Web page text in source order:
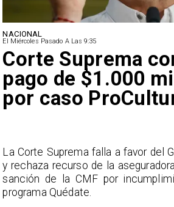
NACIONAL
El Miércoles Pasado A Las 9:35
Corte Suprema
pago de $1.000
por caso
La Corte Suprema falla a favor del
y rechaza recurso de la
sanción de la CMF por
programa Quédate.